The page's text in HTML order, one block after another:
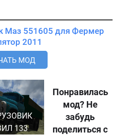
Маз 551605 для Фермер
Симулятор 2011
МОД
133
Понравилась
мод? Не
забудь
поделиться с